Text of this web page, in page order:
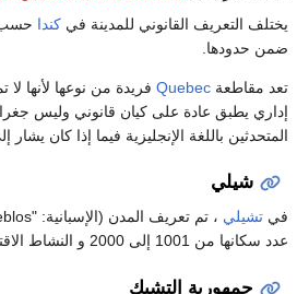
يختلف التعريف القانوني للمدينة في كندا
ضمن حدودها.
تعد مقاطعة Quebec فريدة من نوعها لأنها
إداري يطبق عادة على كيان قانوني وليس
المتحدثين باللغة الإنجليزية فيما إذا كان
شيلي
في تشيلي
عدد سكانها من 1001 إلى 2000 و النشاط الاقتصادي الثابت.
جمهورية التشيك